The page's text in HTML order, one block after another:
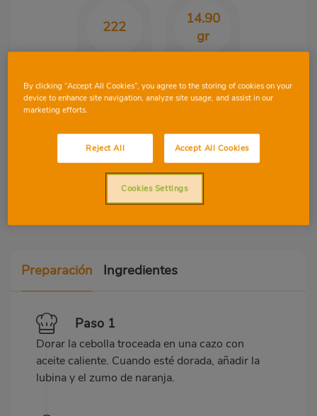
222
14.90
gr
gr
Proteínas
gr
Grasa
Preparación Ingredientes
Paso 1
Dorar la cebolla troceada en una cazo con
aceite caliente. Cuando esté dorada, añadir la
lubina y el zumo de naranja.
By clicking “Accept All Cookies”, you agree to the storing of cookies on your
device to enhance site navigation, analyze site usage, and assist in our
marketing efforts.
Reject All Accept All Cookies
Cookies Settings